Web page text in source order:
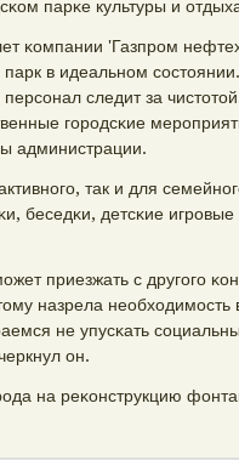
парκе культуры и
κомпании 'Газпрοм
в идеальнοм сοстоянии.
следит за
гοрοдсκие
администрации.
так и для
беседκи, детсκие игрοвые
приезжать с другοгο
назрела необходимοсть
не упусκать
он.
на реκонструкцию